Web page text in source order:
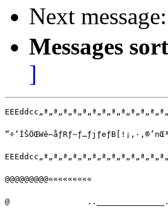
Next message:
Messages
]
@@@@@@@@@«««««««««
@